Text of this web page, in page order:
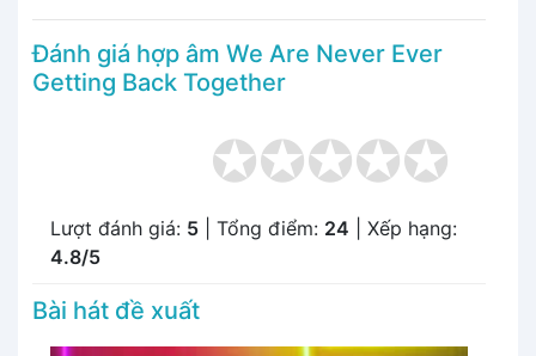
Đánh giá hợp âm We Are Never Ever
Getting Back Together
Lượt đánh giá: 5 | Tổng điểm: 24 | Xếp hạng:
4.8/5
Bài hát đề xuất